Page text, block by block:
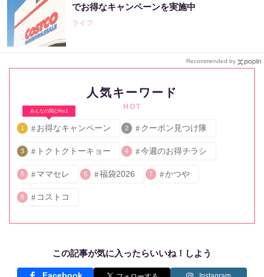
でお得なキャンペーンを実施中
ライフ
Recommended by
人気キーワード
HOT
みんなの関心No.1
1 お得なキャンペーン 2 クーポン見つけ隊
3 トクトクトーキョー 4 今週のお得チラシ
5 ママセレ 6 福袋2026 7 かつや
8 コストコ
この記事が気に入ったらいいね！しよう